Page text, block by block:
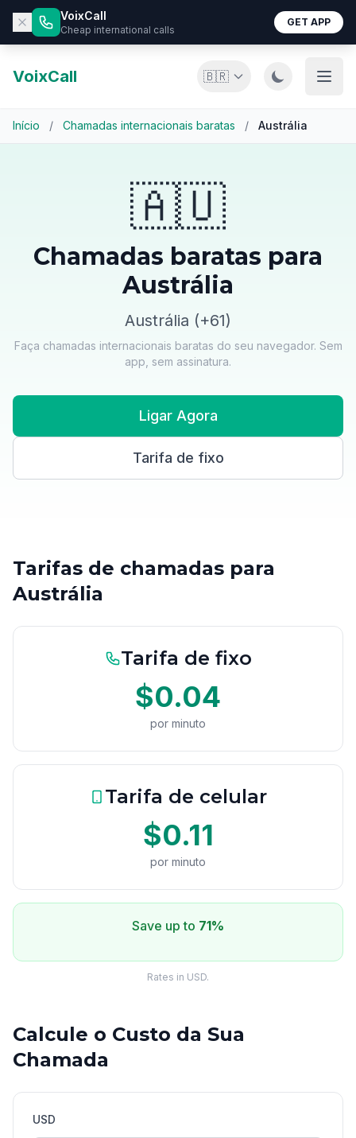
VoixCall
Cheap international calls
GET APP
VoixCall 🇧🇷
Início / Chamadas internacionais baratas / Austrália
🇦🇺
Chamadas baratas para
Austrália
Austrália (+61)
Faça chamadas internacionais baratas do seu navegador. Sem
app, sem assinatura.
Ligar Agora
Tarifa de fixo
Tarifas de chamadas para
Austrália
Tarifa de fixo
$0.04
por minuto
Tarifa de celular
$0.11
por minuto
Save up to 71%
Rates in USD.
Calcule o Custo da Sua
Chamada
USD